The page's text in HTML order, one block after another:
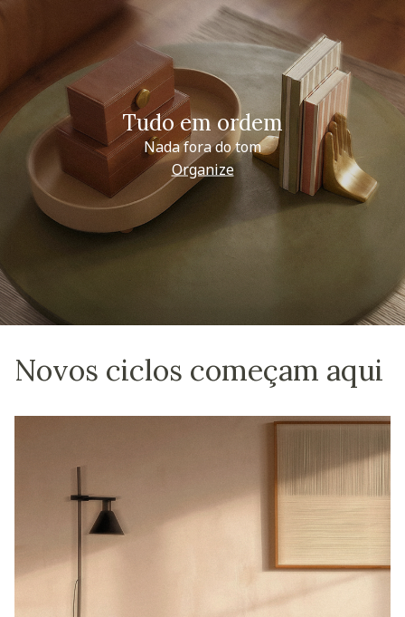
Tudo em ordem
Nada fora do tom
Organize
Novos ciclos começam aqui